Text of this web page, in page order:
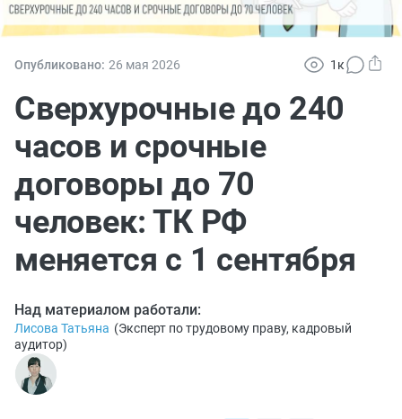
Опубликовано: 26 мая 2026 1к
Сверхурочные до 240
часов и срочные
договоры до 70
человек: ТК РФ
меняется с 1 сентября
Над материалом работали:
Лисова Татьяна (Эксперт по трудовому праву, кадровый
аудитор)